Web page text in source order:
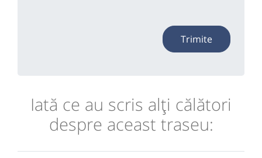
Trimite
Iată ce au scris alţi călători
despre aceast traseu: